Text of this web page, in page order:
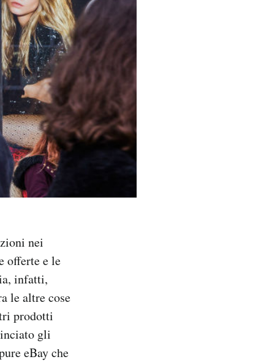
nei
offerte e le
infatti,
le altre cose
prodotti
gli
eBay che